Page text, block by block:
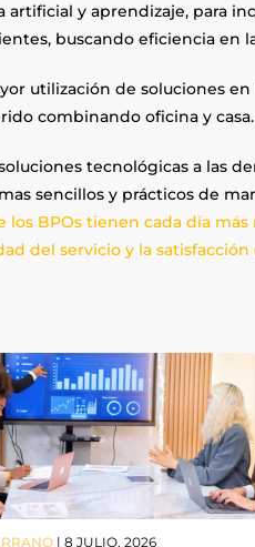
y aprendizaje, para
buscando eficiencia en
utilización de soluciones
combinando oficina y casa.
tecnológicas a las
sencillos y prácticos de
los BPOs tienen cada día
del servicio y la
| 8 JULIO, 2026